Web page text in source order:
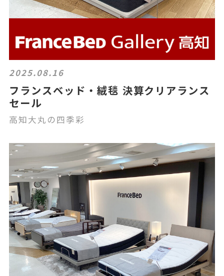
2025.08.16
フランスベッド・絨毯 決算クリアランス
セール
高知大丸の四季彩